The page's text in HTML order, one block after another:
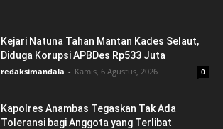
Kejari Natuna Tahan Mantan Kades Selaut,
Diduga Korupsi APBDes Rp533 Juta
redaksimandala - Kamis, 6 Agustus, 2026 0
Kapolres Anambas Tegaskan Tak Ada
Toleransi bagi Anggota yang Terlibat